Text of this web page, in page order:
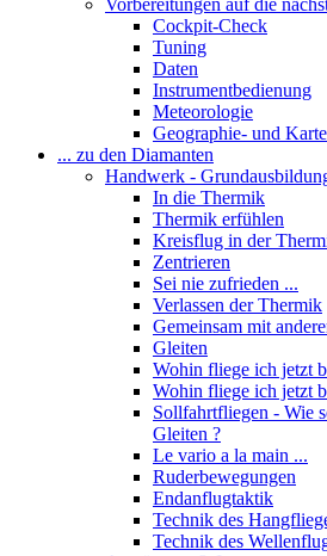
Vorbereitungen auf die
Cockpit-Check
Tuning
Daten
Instrumentbedienung
Meteorologie
Geographie- und
... zu den Diamanten
Handwerk -
In die Thermik
Thermik erfühlen
Kreisflug in der
Zentrieren
Sei nie zufrieden ...
Verlassen der Thermik
Gemeinsam mit
Gleiten
Wohin fliege ich jetzt
Wohin fliege ich jetzt
Sollfahrtfliegen - Wie
Gleiten ?
Le vario a la main ...
Ruderbewegungen
Endanflugtaktik
Technik des
Technik des